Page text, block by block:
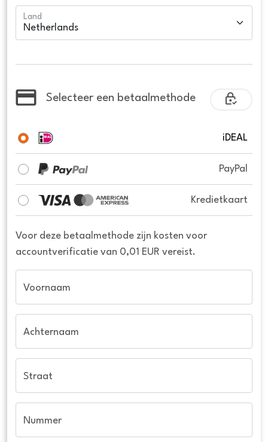
Land
Selecteer een betaalmethode
iDEAL
PayPal
Kredietkaart
Voor deze betaalmethode zijn kosten voor
accountverificatie van 0,01 EUR vereist.
Voornaam
Achternaam
Straat
Nummer